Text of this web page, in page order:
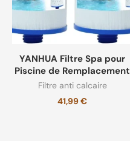
YANHUA Filtre Spa pour
Piscine de Remplacement
Filtre anti calcaire
41,99€